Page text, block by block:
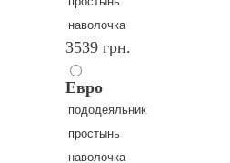
наволочка
3539 грн.
Евро
пододеяльник
простынь
наволочка